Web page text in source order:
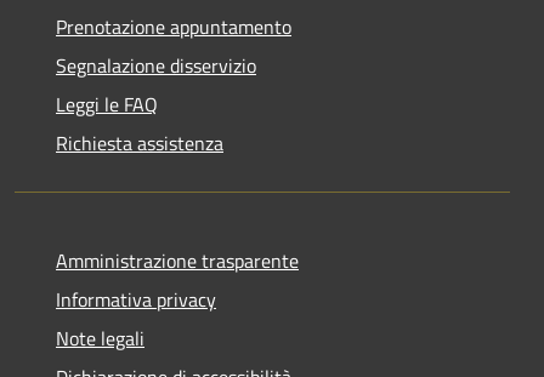
Prenotazione appuntamento
Segnalazione disservizio
Leggi le FAQ
Richiesta assistenza
Amministrazione trasparente
Informativa privacy
Note legali